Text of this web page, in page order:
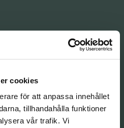
cookies
för att anpassa innehållet
tillhandahålla funktioner
vår trafik. Vi